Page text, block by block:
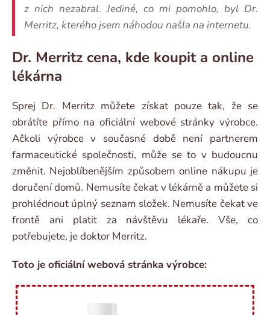
z nich nezabral. Jediné, co mi pomohlo, byl Dr.
Merritz, kterého jsem náhodou našla na internetu.
Dr. Merritz cena, kde koupit a online
lékárna
Sprej Dr. Merritz můžete získat pouze tak, že se
obrátíte přímo na oficiální webové stránky výrobce.
Ačkoli výrobce v současné době není partnerem
farmaceutické společnosti, může se to v budoucnu
změnit. Nejoblíbenějším způsobem online nákupu je
doručení domů. Nemusíte čekat v lékárně a můžete si
prohlédnout úplný seznam složek. Nemusíte čekat ve
frontě ani platit za návštěvu lékaře. Vše, co
potřebujete, je doktor Merritz.
Toto je oficiální webová stránka výrobce: